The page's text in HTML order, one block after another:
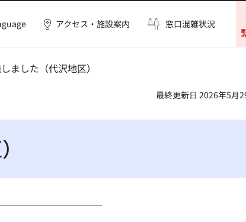
アクセス・施設案内 窓口混雑状況
ました（代沢地区）
最終更新日 2026年5月